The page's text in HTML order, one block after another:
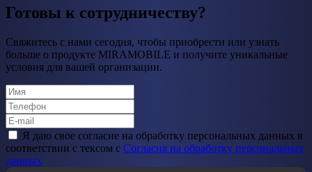
Готовы к сотрудничеству?
Свяжитесь с нами сегодня, чтобы приобрести или узнать
больше о продукте MIRAMOBILE и получите уникальные
условия для вашей организации.
Я даю свое cогласие на обработку персональных данных в
соответствии с тексом с Согласия на обработку персональных
данных